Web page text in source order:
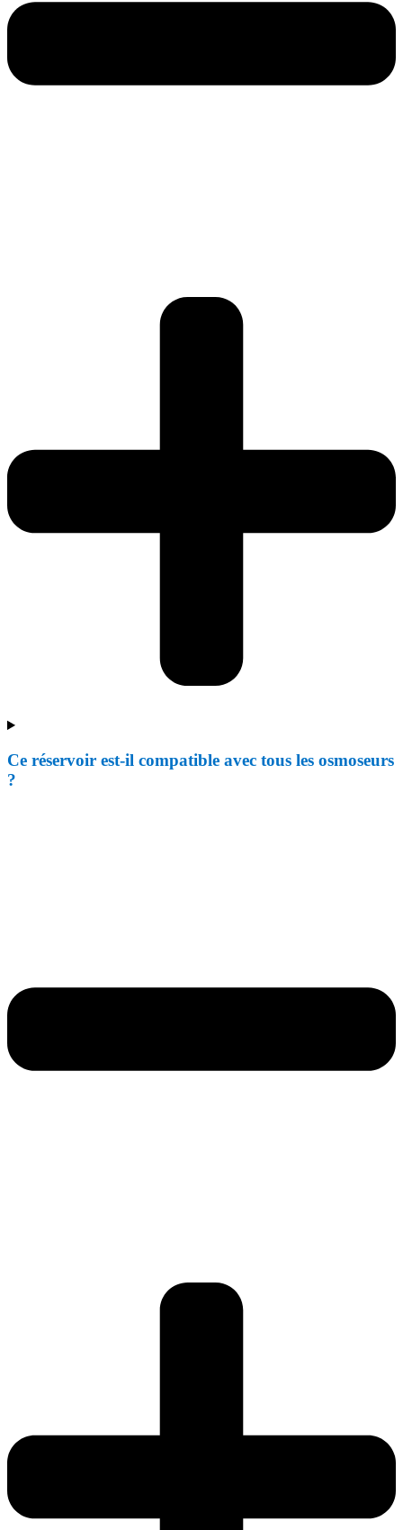
Ce réservoir est-il compatible avec tous les osmoseurs
?